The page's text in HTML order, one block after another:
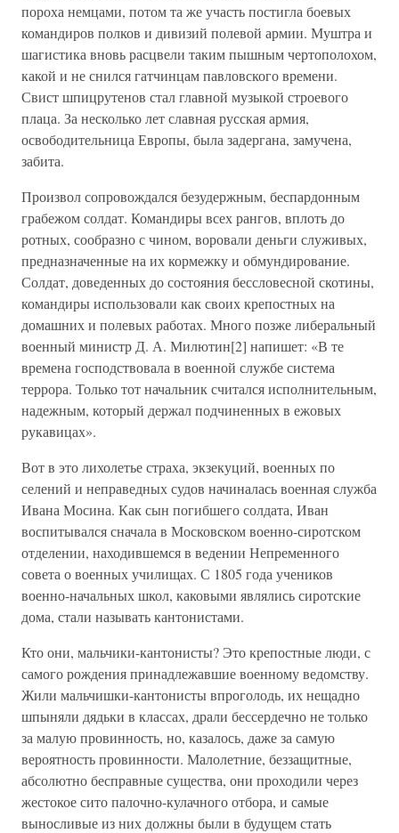
пороха немцами, потом та же участь постигла боевых
командиров полков и дивизий полевой армии. Муштра и
шагистика вновь расцвели таким пышным чертополохом,
какой и не снился гатчинцам павловского времени.
Свист шпицрутенов стал главной музыкой строевого
плаца. За несколько лет славная русская армия,
освободительница Европы, была задергана, замучена,
забита.
Произвол сопровождался безудержным, беспардонным
грабежом солдат. Командиры всех рангов, вплоть до
ротных, сообразно с чином, воровали деньги служивых,
предназначенные на их кормежку и обмундирование.
Солдат, доведенных до состояния бессловесной скотины,
командиры использовали как своих крепостных на
домашних и полевых работах. Много позже либеральный
военный министр Д. А. Милютин[2] напишет: «В те
времена господствовала в военной службе система
террора. Только тот начальник считался исполнительным,
надежным, который держал подчиненных в ежовых
рукавицах».
Вот в это лихолетье страха, экзекуций, военных по
селений и неправедных судов начиналась военная служба
Ивана Мосина. Как сын погибшего солдата, Иван
воспитывался сначала в Московском военно-сиротском
отделении, находившемся в ведении Непременного
совета о военных училищах. С 1805 года учеников
военно-начальных школ, каковыми являлись сиротские
дома, стали называть кантонистами.
Кто они, мальчики-кантонисты? Это крепостные люди, с
самого рождения принадлежавшие военному ведомству.
Жили мальчишки-кантонисты впроголодь, их нещадно
шпыняли дядьки в классах, драли бессердечно не только
за малую провинность, но, казалось, даже за самую
вероятность провинности. Малолетние, беззащитные,
абсолютно бесправные существа, они проходили через
жестокое сито палочно-кулачного отбора, и самые
выносливые из них должны были в будущем стать